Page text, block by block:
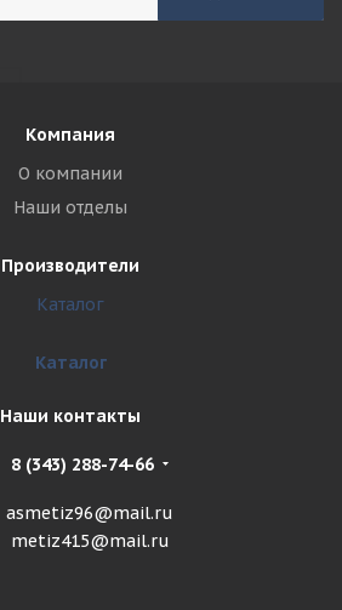
Компания
О компании
Наши отделы
Производители
Каталог
Каталог
Наши контакты
8 (343) 288-74-66
asmetiz96@mail.ru
metiz415@mail.ru